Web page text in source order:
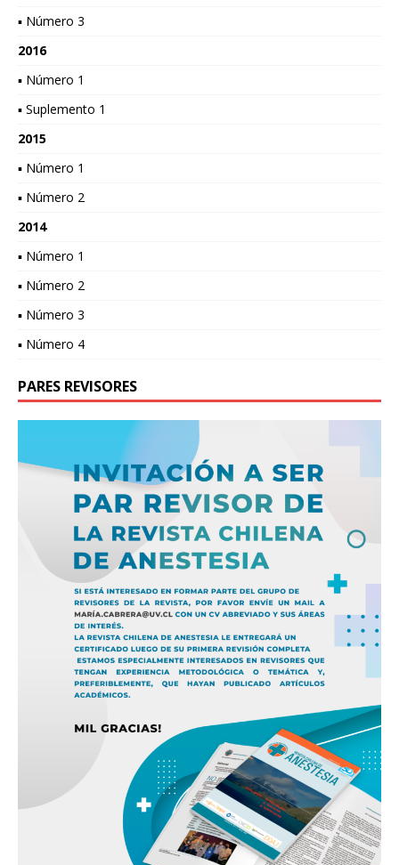
▪ Número 3
2016
▪ Número 1
▪ Suplemento 1
2015
▪ Número 1
▪ Número 2
2014
▪ Número 1
▪ Número 2
▪ Número 3
▪ Número 4
PARES REVISORES